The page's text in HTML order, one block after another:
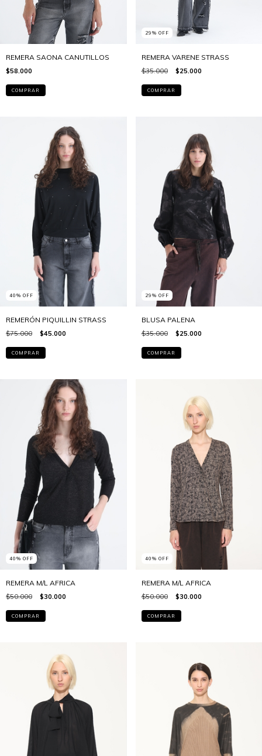
REMERA SAONA CANUTILLOS
$58.000
COMPRAR
29 % OFF
REMERA VARENE STRASS
$35.000 $25.000
COMPRAR
40 % OFF
REMERÓN PIQUILLIN STRASS
$75.000 $45.000
COMPRAR
29 % OFF
BLUSA PALENA
$35.000 $25.000
COMPRAR
40 % OFF
REMERA M/L AFRICA
$50.000 $30.000
COMPRAR
40 % OFF
REMERA M/L AFRICA
$50.000 $30.000
COMPRAR